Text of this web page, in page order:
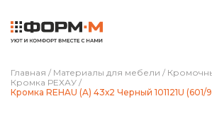
Главная / Материалы для мебели /
Кромка РЕХАУ /
Кромка REHAU (A) 43х2 Черный 101121U (601/